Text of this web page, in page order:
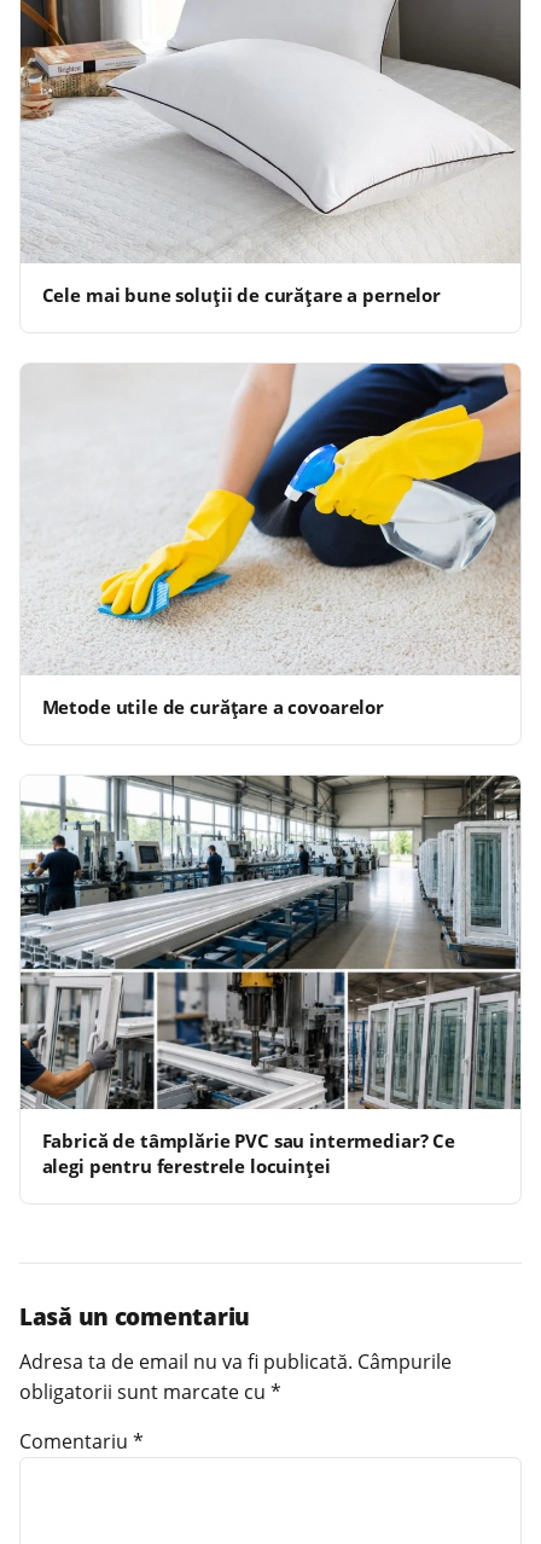
Cele mai bune soluții de curățare a pernelor
Metode utile de curățare a covoarelor
Fabrică de tâmplărie PVC sau intermediar? Ce
alegi pentru ferestrele locuinței
Lasă un comentariu
Adresa ta de email nu va fi publicată. Câmpurile
obligatorii sunt marcate cu *
Comentariu *